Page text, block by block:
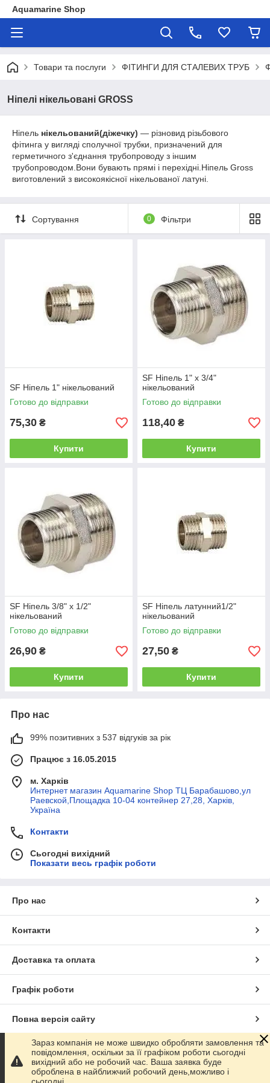
Aquamarine Shop
Товари та послуги ФІТИНГИ ДЛЯ СТАЛЕВИХ ТРУБ
Ніпелі нікельовані GROSS
Ніпель нікельований(діжечку) — різновид різьбового
фітинга у вигляді сполучної трубки, призначений для
герметичного з'єднання трубопроводу з іншим
трубопроводом.Вони бувають прямі і перехідні.Ніпель Gross
виготовлений з високоякісної нікельованої латуні.
Сортування 0 Фільтри
SF Ніпель 1" нікельований
Готово до відправки
75,30 ₴
Купити
SF Ніпель 1" х 3/4"
нікельований
Готово до відправки
118,40 ₴
Купити
SF Ніпель 3/8" х 1/2"
нікельований
Готово до відправки
26,90 ₴
Купити
SF Ніпель латунний1/2"
нікельований
Готово до відправки
27,50 ₴
Купити
Про нас
99% позитивних з 537 відгуків за рік
Працює з 16.05.2015
м. Харків
Интернет магазин Aquamarine Shop ТЦ Барабашово,ул
Раевской,Площадка 10-04 контейнер 27,28, Харків,
Україна
Контакти
Сьогодні вихідний
Показати весь графік роботи
Про нас
Контакти
Доставка та оплата
Графік роботи
Повна версія сайту
Сайт створено на маркетплейсіProm.ua
Політика конфіденційності
Зараз компанія не може швидко обробляти замовлення та
повідомлення, оскільки за її графіком роботи сьогодні
вихідний або не робочий час. Ваша заявка буде
оброблена в найближчий робочий день,можливо і